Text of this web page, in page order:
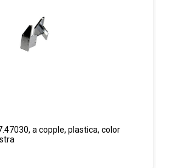
a copple, plastica, color